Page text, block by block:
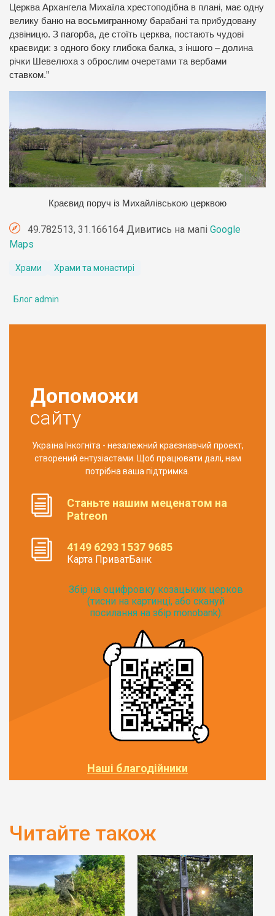
Церква Архангела Михаїла хрестоподібна в плані, має одну
велику баню на восьмигранному барабані та прибудовану
дзвіницю. З пагорба, де стоїть церква, постають чудові
краєвиди: з одного боку глибока балка, з іншого – долина
річки Шевелюха з оброслим очеретами та вербами
ставком.”
Краєвид поруч із Михайлівською церквою
49.782513, 31.166164 Дивитись на мапі Google
Maps
Храми Храми та монастирі
Блог admin
Допоможи
сайту
Україна Інкогніта - незалежний краєзнавчий проект,
створений ентузіастами. Щоб працювати далі, нам
потрібна ваша підтримка.
Станьте нашим меценатом на
Patreon
4149 6293 1537 9685
Карта ПриватБанк
Збір на оцифровку козацьких церков
(тисни на картинці, або скануй
посилання на збір monobank):
Наші благодійники
Читайте також